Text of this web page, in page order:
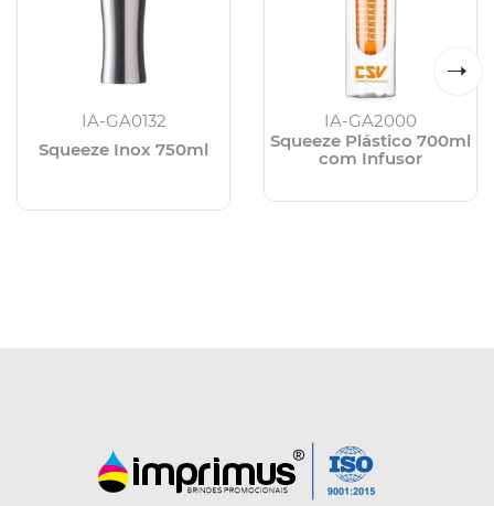
IA-GA0132
Squeeze Inox 750ml
IA-GA2000
Squeeze Plástico 700ml
com Infusor